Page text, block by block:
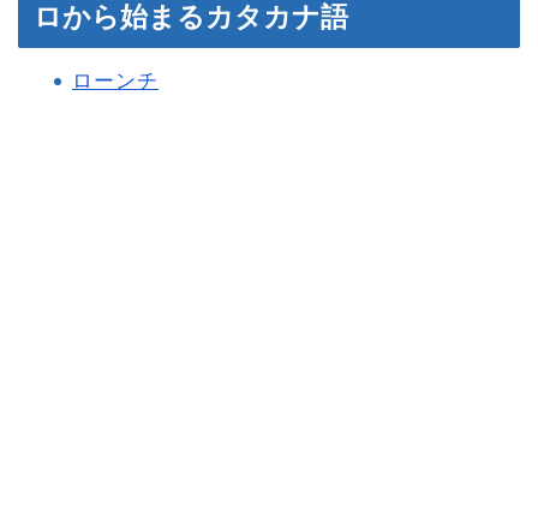
ロから始まるカタカナ語
ローンチ